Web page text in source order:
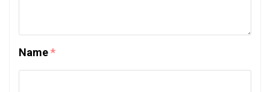
Name*